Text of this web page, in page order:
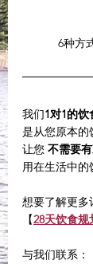
6种方
我们1对1的
是从您原本的
让您 不需要
用在生活中的
想要了解更多
【28天饮食规
与我们联系：